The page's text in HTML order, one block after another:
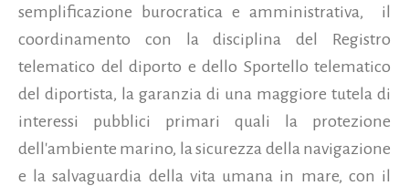
semplificazione burocratica e amministrativa, il
coordinamento con la disciplina del Registro
telematico del diporto e dello Sportello telematico
del diportista, la garanzia di una maggiore tutela di
interessi pubblici primari quali la protezione
dell'ambiente marino, la sicurezza della navigazione
e la salvaguardia della vita umana in mare, con il